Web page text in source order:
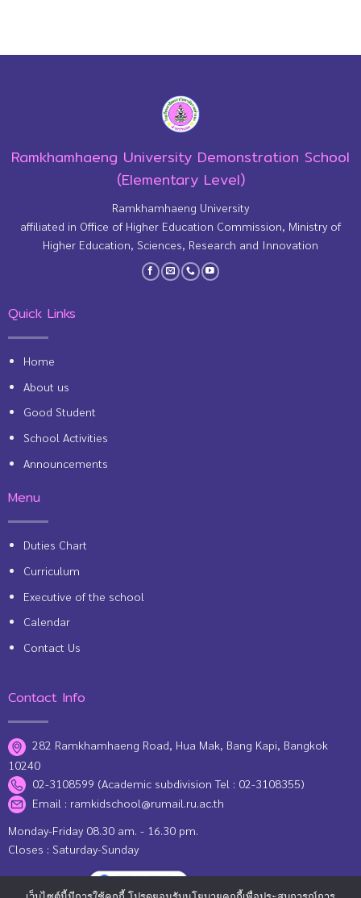
Ramkhamhaeng University Demonstration School
(Elementary Level)
Ramkhamhaeng University
affiliated in Office of Higher Education Commission, Ministry of
Higher Education, Sciences, Research and Innovation
Quick Links
Home
About us
Good Student
School Activities
Announcements
Menu
Duties Chart
Curriculum
Executive of the school
Calendar
Contact Us
Contact Info
282 Ramkhamhaeng Road, Hua Mak, Bang Kapi, Bangkok
10240
02-3108599 (Academic subdivision Tel : 02-3108355)
Email : ramkidschool@rumail.ru.ac.th
Monday-Friday 08.30 am. - 16.30 pm.
Closes : Saturday-Sunday
Location Map